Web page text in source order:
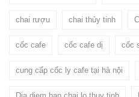
chai rượu chai thủy tinh
cốc cafe cốc cafe dị cốc
cung cấp cốc ly cafe tại hà nội